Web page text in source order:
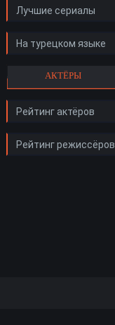
Лучшие сериалы
На турецком языке
АКТЁРЫ
Рейтинг актёров
Рейтинг режиссёров